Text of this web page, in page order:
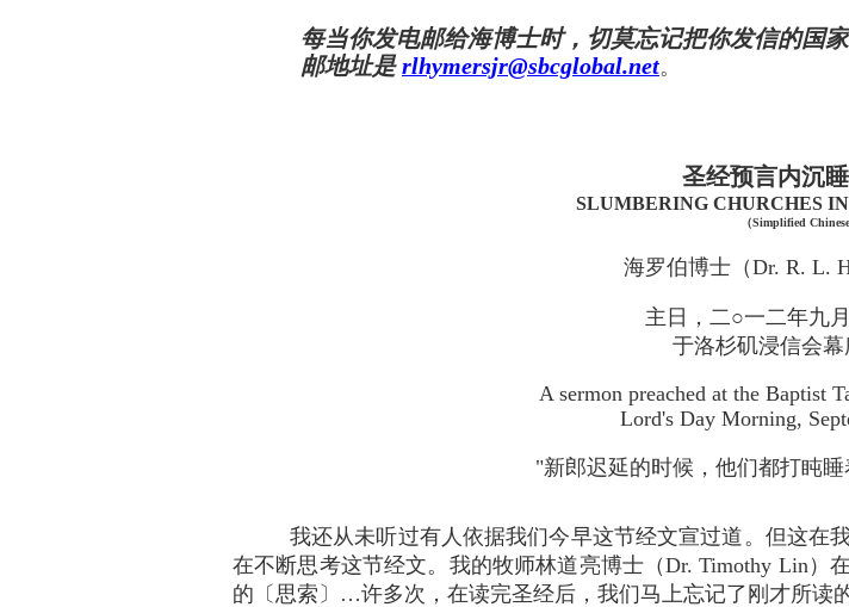
每当你发电邮给海博士时，切莫忘记把你发信的国
邮地址是rlhymersjr@sbcglobal.net。
圣经预言内沉
SLUMBERING CHURCHES
（Simplified Chinese
海罗伯博士（Dr. R. L.
主日，二○一二年九
于洛杉矶浸信会
A sermon preached at the Baptist
Lord's Day Morning,
"新郎迟延的时候，他们都打盹睡
我还从未听过有人依据我们今早这节经文宣过道。但这在
在不断思考这节经文。我的牧师林道亮博士（Dr. Timothy Lin
的〔思索〕…许多次，在读完圣经后，我们马上忘记了刚才所